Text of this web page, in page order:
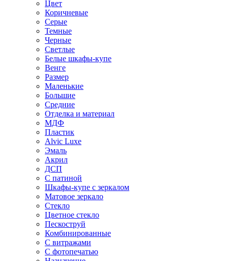
Цвет
Коричневые
Серые
Темные
Черные
Светлые
Белые шкафы-купе
Венге
Размер
Маленькие
Большие
Средние
Отделка и материал
МДФ
Пластик
Alvic Luxe
Эмаль
Акрил
ДСП
С патиной
Шкафы-купе с зеркалом
Матовое зеркало
Стекло
Цветное стекло
Пескоструй
Комбинированные
С витражами
С фотопечатью